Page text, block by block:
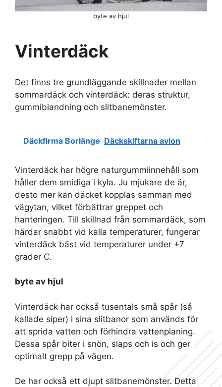
Vinterdäck
Det finns tre grundläggande skillnader mellan
sommardäck och vinterdäck: deras struktur,
gummiblandning och slitbanemönster.
Däckfirma Borlänge Däckskiftarna avion
Vinterdäck har högre naturgummiinnehåll som
håller dem smidiga i kyla. Ju mjukare de är,
desto mer kan däcket kopplas samman med
vägytan, vilket förbättrar greppet och
hanteringen. Till skillnad från sommardäck, som
härdar snabbt vid kalla temperaturer, fungerar
vinterdäck bäst vid temperaturer under +7
grader C.
byte av hjul
Vinterdäck har också tusentals små spår (så
kallade siper) i sina slitbanor som används för
att sprida vatten och förhindra vattenplaning.
Dessa spår biter i snön, slaps och is och ger
optimalt grepp på vägen.
De har också ett djupt slitbanemönster. Detta
byte av hjul